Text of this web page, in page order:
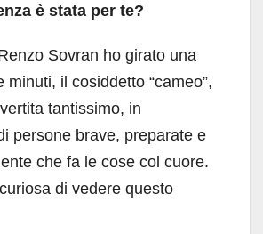
è stata per te?
Sovran ho girato una
minuti, il cosiddetto “cameo”,
tantissimo, in
persone brave, preparate e
che fa le cose col cuore.
di vedere questo